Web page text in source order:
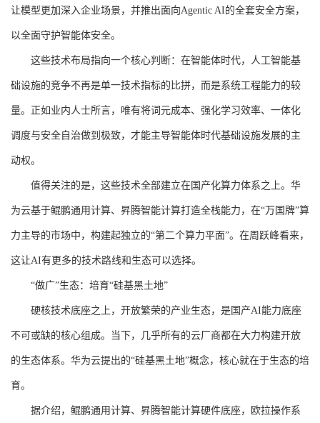
让模型更加深入企业场景，并推出面向Agentic AI的全套安全方案，
以全面守护智能体安全。
这些技术布局指向一个核心判断：在智能体时代，人工智能基
础设施的竞争不再是单一技术指标的比拼，而是系统工程能力的较
量。正如业内人士所言，唯有将词元成本、强化学习效率、一体化
调度与安全自治做到极致，才能主导智能体时代基础设施发展的主
动权。
值得关注的是，这些技术全部建立在国产化算力体系之上。华
为云基于鲲鹏通用计算、昇腾智能计算打造全栈能力，在“万国牌”算
力主导的市场中，构建起独立的“第二个算力平面”。在周跃峰看来，
这让AI有更多的技术路线和生态可以选择。
“做广”生态：培育“硅基黑土地”
硬核技术底座之上，开放繁荣的产业生态，是国产AI能力底座
不可或缺的核心组成。当下，几乎所有的云厂商都在大力构建开放
的生态体系。华为云提出的“硅基黑土地”概念，核心就在于生态的培
育。
据介绍，鲲鹏通用计算、昇腾智能计算硬件底座，欧拉操作系